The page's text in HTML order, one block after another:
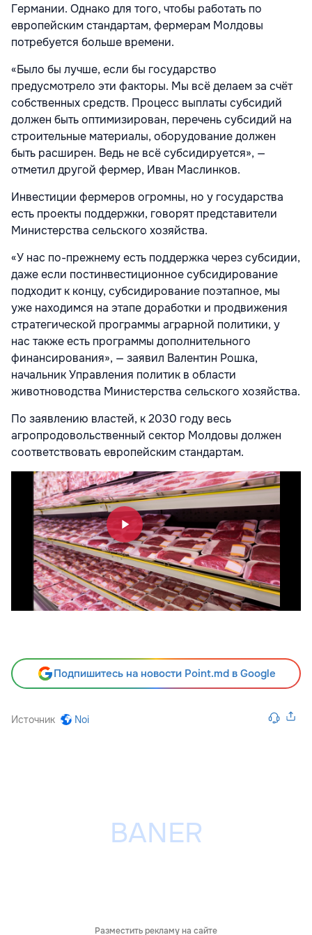
Германии. Однако для того, чтобы работать по
европейским стандартам, фермерам Молдовы
потребуется больше времени.
«Было бы лучше, если бы государство
предусмотрело эти факторы. Мы всё делаем за счёт
собственных средств. Процесс выплаты субсидий
должен быть оптимизирован, перечень субсидий на
строительные материалы, оборудование должен
быть расширен. Ведь не всё субсидируется», —
отметил другой фермер, Иван Маслинков.
Инвестиции фермеров огромны, но у государства
есть проекты поддержки, говорят представители
Министерства сельского хозяйства.
«У нас по-прежнему есть поддержка через субсидии,
даже если постинвестиционное субсидирование
подходит к концу, субсидирование поэтапное, мы
уже находимся на этапе доработки и продвижения
стратегической программы аграрной политики, у
нас также есть программы дополнительного
финансирования», — заявил Валентин Рошка,
начальник Управления политик в области
животноводства Министерства сельского хозяйства.
По заявлению властей, к 2030 году весь
агропродовольственный сектор Молдовы должен
соответствовать европейским стандартам.
Подпишитесь на новости Point.md в Google
Источник Noi
Разместить рекламу на сайте